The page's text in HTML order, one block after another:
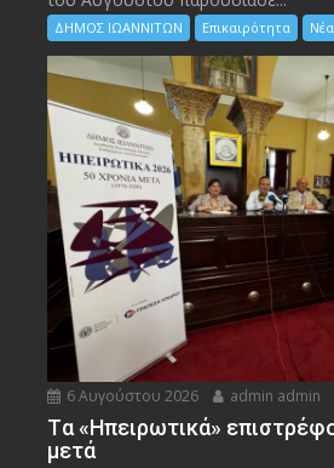
ΔΗΜΟΣ ΙΩΑΝΝΙΤΩΝ Επικαιρότητα
6 Αυγούστου 2026 admin admin
Tα «Ηπειρωτικά»
μετά